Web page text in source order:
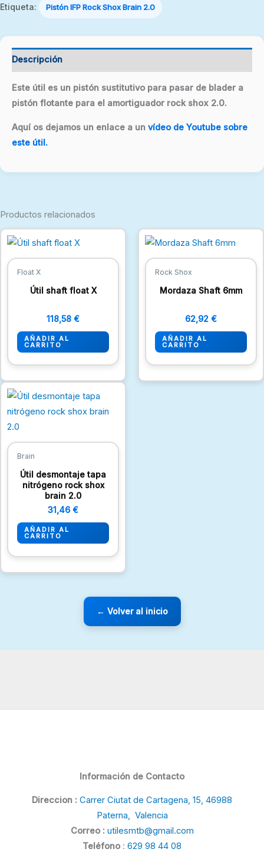
Etiqueta: Pistón IFP Rock Shox Brain 2.0
Descripción
Este útil es un pistón sustitutivo para pasar de blader a
pistón flotante para el amortiguador rock shox 2.0.
Aquí os dejamos un enlace a un vídeo de Youtube sobre
este útil.
Productos relacionados
Float X
Útil shaft float X
118,58 €
AÑADIR AL
CARRITO
Rock Shox
Mordaza Shaft 6mm
62,92 €
AÑADIR AL
CARRITO
Brain
Útil desmontaje tapa
nitrógeno rock shox
brain 2.0
31,46 €
AÑADIR AL
CARRITO
← Volver al inicio
Información de Contacto
Direccion : Carrer Ciutat de Cartagena, 15, 46988
Paterna, Valencia
Correo : utilesmtb@gmail.com
Teléfono : 629 98 44 08